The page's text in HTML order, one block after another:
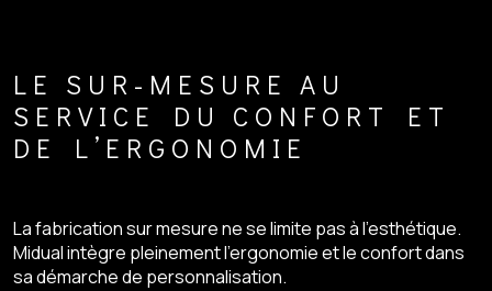
LE SUR-MESURE AU
SERVICE DU CONFORT ET
DE L’ERGONOMIE
La fabrication sur mesure ne se limite pas à l’esthétique.
Midual intègre pleinement l’ergonomie et le confort dans
sa démarche de personnalisation.